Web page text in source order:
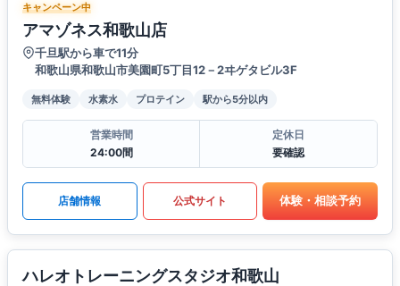
キャンペーン中
アマゾネス和歌山店
千旦駅から車で11分
和歌山県和歌山市美園町5丁目12－2ヰゲタビル3F
無料体験 水素水 プロテイン 駅から5分以内
営業時間
24:00間
定休日
要確認
店舗情報 公式サイト 体験・相談予約
ハレオトレーニングスタジオ和歌山